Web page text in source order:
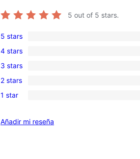
5 out of 5 stars.
2
5-
star
reviews
5 stars
0
4-
star
reviews
4 stars
0
3-
star
3 stars
0
2-
reviews
2 stars
0
star
1 star
Añadir mi reseña